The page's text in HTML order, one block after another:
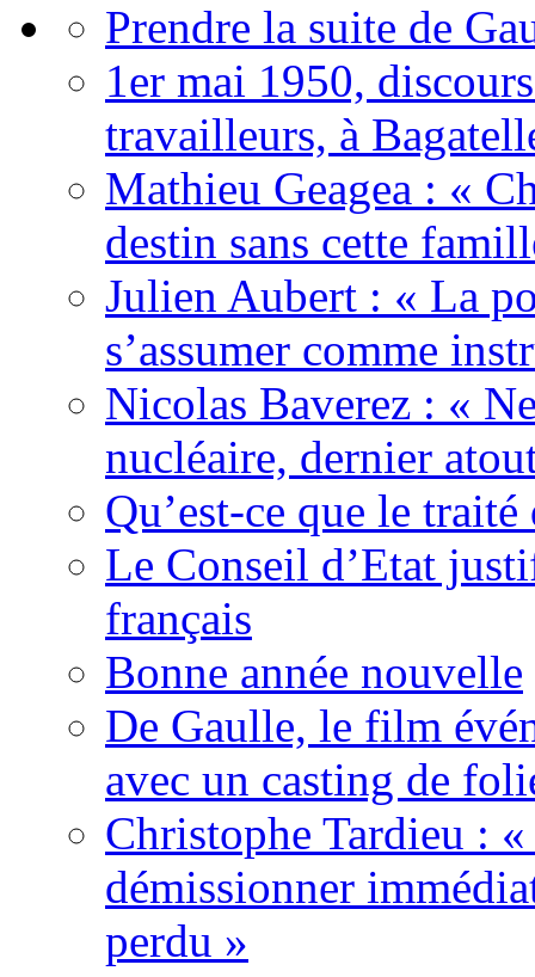
Prendre la suite de
1er mai 1950,
travailleurs, à
Mathieu Geagea : «
destin sans cette
Julien Aubert : « La
s’assumer comme
Nicolas Baverez : «
nucléaire, dernier
Qu’est-ce que le traité
Le Conseil d’Etat
français
Bonne année nouvelle
De Gaulle, le film
avec un casting de
Christophe Tardieu : «
démissionner
perdu »